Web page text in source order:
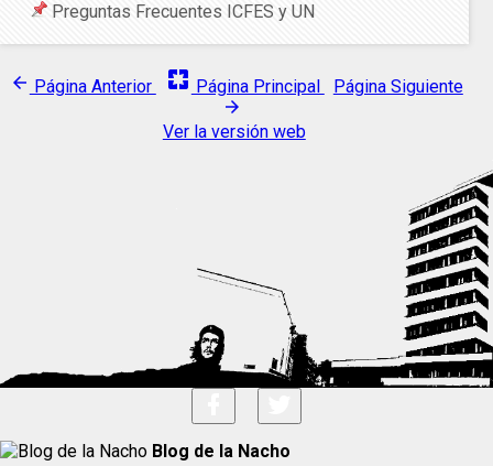
Preguntas Frecuentes ICFES y UN
arrow_back Página Anterior pages Página Principal Página Siguiente
arrow_forward
Ver la versión web
Blog de la Nacho